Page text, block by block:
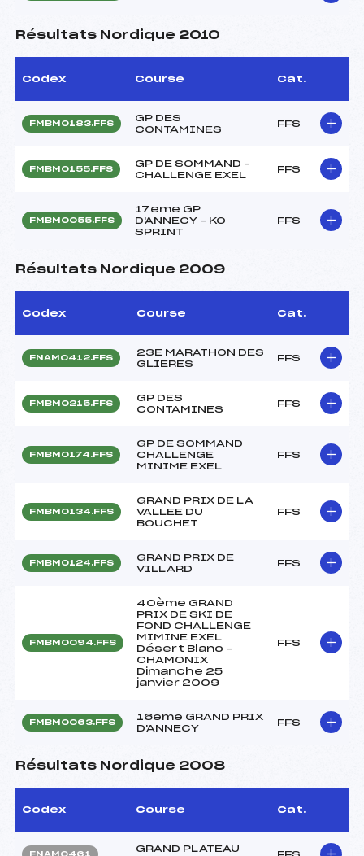
Résultats Nordique 2010
Codex Course Cat.
FMBM0183.FFS
GP DES
CONTAMINES
FFS
FMBM0155.FFS
GP DE SOMMAND –
CHALLENGE EXEL
FFS
FMBM0055.FFS
17eme GP
D'ANNECY – KO
SPRINT
FFS
Résultats Nordique 2009
Codex Course Cat.
FNAM0412.FFS
23E MARATHON DES
GLIERES
FFS
FMBM0215.FFS
GP DES
CONTAMINES
FFS
FMBM0174.FFS
GP DE SOMMAND
CHALLENGE
MINIME EXEL
FFS
FMBM0134.FFS
GRAND PRIX DE LA
VALLEE DU
BOUCHET
FFS
FMBM0124.FFS
GRAND PRIX DE
VILLARD
FFS
FMBM0094.FFS
40ème GRAND
PRIX DE SKI DE
FOND CHALLENGE
MIMINE EXEL
Désert Blanc –
CHAMONIX
Dimanche 25
janvier 2009
FFS
FMBM0063.FFS
16eme GRAND PRIX
D'ANNECY
FFS
Résultats Nordique 2008
Codex Course Cat.
FNAM0461
GRAND PLATEAU
FFS